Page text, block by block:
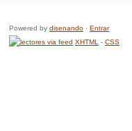
Powered by disenando · Entrar
XHTML
- CSS